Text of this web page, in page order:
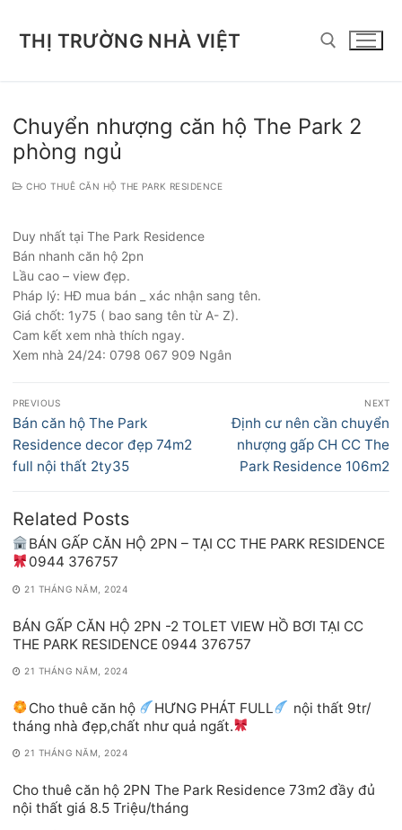
THỊ TRƯỜNG NHÀ VIỆT
Chuyển nhượng căn hộ The Park 2
phòng ngủ
CHO THUÊ CĂN HỘ THE PARK RESIDENCE
Duy nhất tại The Park Residence
Bán nhanh căn hộ 2pn
Lầu cao – view đẹp.
Pháp lý: HĐ mua bán _ xác nhận sang tên.
Giá chốt: 1y75 ( bao sang tên từ A- Z).
Cam kết xem nhà thích ngay.
Xem nhà 24/24: 0798 067 909 Ngân
Điều
hướng
bài
viết
PREVIOUS
Previous
post:
Bán căn hộ The Park
Residence decor đẹp 74m2
full nội thất 2ty35
NEXT
Next
post:
Định cư nên cần chuyển
nhượng gấp CH CC The
Park Residence 106m2
Related Posts
BÁN GẤP CĂN HỘ 2PN – TẠI CC THE PARK RESIDENCE
0944 376757
21 THÁNG NĂM, 2024
BÁN GẤP CĂN HỘ 2PN -2 TOLET VIEW HỒ BƠI TẠI CC
THE PARK RESIDENCE 0944 376757
21 THÁNG NĂM, 2024
Cho thuê căn hộ HƯNG PHÁT FULL
nội thất 9tr/
tháng nhà đẹp,chất như quả ngất.
21 THÁNG NĂM, 2024
Cho thuê căn hộ 2PN The Park Residence 73m2 đầy đủ
nội thất giá 8.5 Triệu/tháng